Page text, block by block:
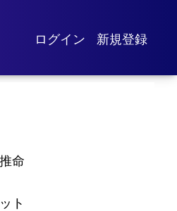
ログイン 新規登録
命
ト